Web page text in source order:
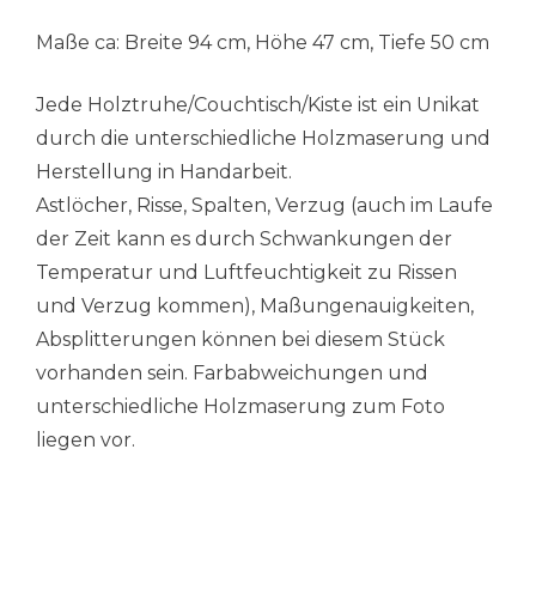
Maße ca: Breite 94 cm, Höhe 47 cm, Tiefe 50 cm
Jede Holztruhe/Couchtisch/Kiste ist ein Unikat
durch die unterschiedliche Holzmaserung und
Herstellung in Handarbeit.
Astlöcher, Risse, Spalten, Verzug (auch im Laufe
der Zeit kann es durch Schwankungen der
Temperatur und Luftfeuchtigkeit zu Rissen
und Verzug kommen), Maßungenauigkeiten,
Absplitterungen können bei diesem Stück
vorhanden sein. Farbabweichungen und
unterschiedliche Holzmaserung zum Foto
liegen vor.